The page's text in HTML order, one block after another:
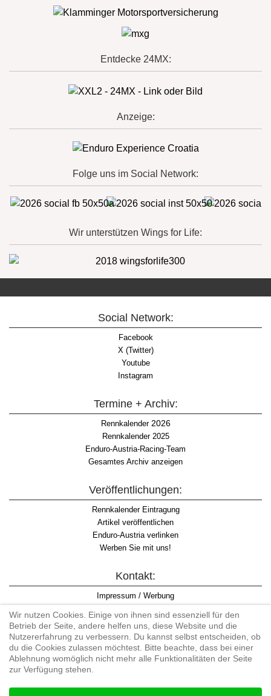
Entdecke 24MX:
Anzeige:
Folge uns im Social Network:
Wir unterstützen Wings for Life:
Social Network:
Facebook
X (Twitter)
Youtube
Instagram
Termine + Archiv:
Rennkalender2026
Rennkalender 2025
Enduro-Austria-Racing-Team
Gesamtes Archiv anzeigen
Veröffentlichungen:
Rennkalender Eintragung
Artikel veröffentlichen
Enduro-Austria verlinken
Werben Sie mit uns!
Kontakt:
Impressum / Werbung
Informationspflicht WKO
AGB
Wir nutzen Cookies. Einige von ihnen sind essenziell für den
Betrieb der Seite, andere helfen uns, diese Website und die
Nutzererfahrung zu verbessern. Du kannst selbst entscheiden, ob
du die Cookies zulassen möchtest. Bitte beachte, dass bei einer
Ablehnung womöglich nicht mehr alle Funktionalitäten der Seite
zur Verfügung stehen.